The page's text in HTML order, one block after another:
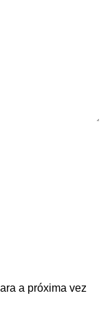
a próxima vez